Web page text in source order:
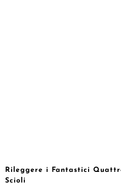
Rileggere i Fantastici
Scioli